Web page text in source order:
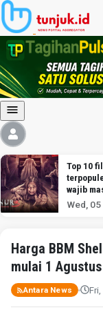
Top 10
wajib
Wed,
Harga BBM
mulai 1 Agustus
Antara News